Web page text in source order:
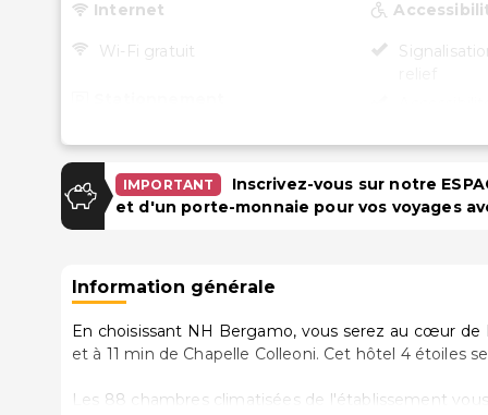
Internet
Wi-Fi gratuit
Parking (payant)
Installations
Salles de réunion
Espace de conférence
(dans
IMPORTANT
Inscrivez-vous sur notre
et d'un porte-monnaie pour vos voyages
Information générale
En choisissant NH Bergamo, vous serez au cœur
et à 11 min de Chapelle
Les 88 chambres climatisées de l'établissement